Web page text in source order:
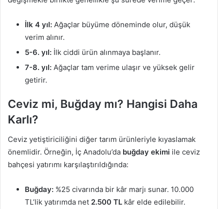
İlk 4 yıl: Ağaçlar büyüme döneminde olur, düşük
verim alınır.
5-6. yıl: İlk ciddi ürün alınmaya başlanır.
7-8. yıl: Ağaçlar tam verime ulaşır ve yüksek gelir
getirir.
Ceviz mi, Buğday mı? Hangisi Daha
Karlı?
Ceviz yetiştiriciliğini diğer tarım ürünleriyle kıyaslamak
önemlidir. Örneğin, İç Anadolu’da buğday ekimi ile ceviz
bahçesi yatırımı karşılaştırıldığında:
Buğday: %25 civarında bir kâr marjı sunar. 10.000
TL’lik yatırımda net 2.500 TL kâr elde edilebilir.